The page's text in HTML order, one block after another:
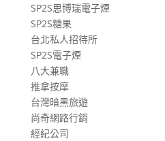
SP2S思博瑞電子煙
SP2S糖果
台北私人招待所
SP2S電子煙
八大兼職
推拿按摩
台灣暗黑旅遊
尚奇網路行銷
經紀公司